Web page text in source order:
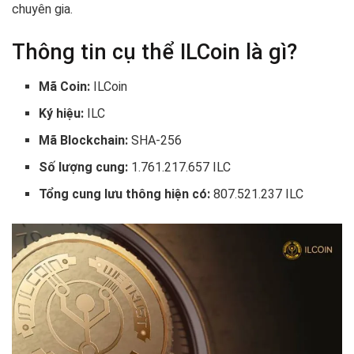
chuyên gia.
Thông tin cụ thể ILCoin là gì?
Mã Coin: ILCoin
Ký hiệu: ILC
Mã Blockchain: SHA-256
Số lượng cung: 1.761.217.657 ILC
Tổng cung lưu thông hiện có: 807.521.237 ILC